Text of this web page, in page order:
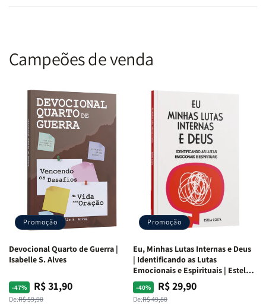
Campeões de venda
Promoção
Devocional Quarto de Guerra |
Isabelle S. Alves
-47%
Preço
De:R$ 59,90
PreçoR$ 31,90
Promoção
Eu, Minhas Lutas Internas e Deus
| Identificando as Lutas
Emocionais e Espirituais | Estela
Costa
-40%
Preço
De:R$ 49,80
PreçoR$ 29,90